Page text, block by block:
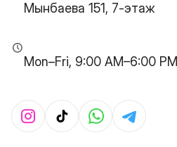
Мынбаева 151, 7-этаж
Mon–Fri, 9:00 AM–6:00 PM